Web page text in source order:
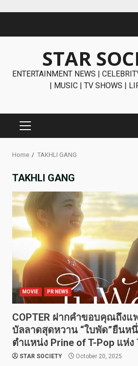
STAR
ENTERTAINMENT NEWS |
| MUSIC | TV SHOWS |
PRIMARY
Home TAKHLI GANG
TAKHLI GANG
MOVIE PR NEWS
COPTER ฝากคำขอบคุณถึงแ
บัลลาดสุดหวาน “ใบพัด”ยืนห
ตำแหน่ง Prine of T-Pop แห่ง
STAR SOCIETY October 20, 2025